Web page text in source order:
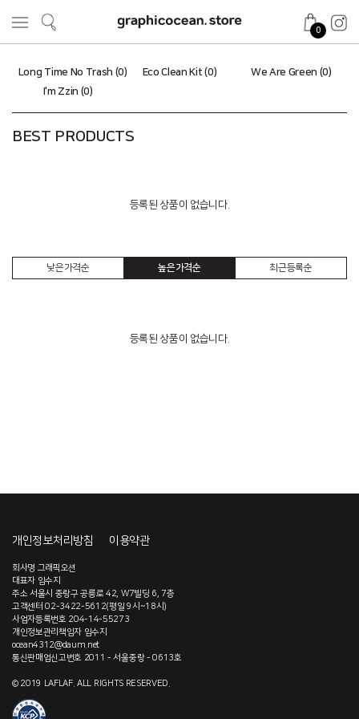
0
Long Time No Trash (0) Eco Clean Kit (0)
We Are Green (0)
I'm Zzin (0)
BEST PRODUCTS
등록된 상품이 없습니다.
낮은가격순 높은가격순 최근등록순
등록된 상품이 없습니다.
개인정보처리방침 이용약관
회사명 그래픽오션
대표자 임수지
주소 서울시 중랑구 공릉로 42, W7빌딩 6, 7층
고객센터 02-3422-5612(평일 9시~18시)
사업자등록번호 204-14-55273
개인정보관리책임자 임수지
ocean4312@daum.net
통신판매업신고번호 2011 - 서울중랑 - 0613호
© 2019 LAFLAF. ALL RIGHTS RESERVED.